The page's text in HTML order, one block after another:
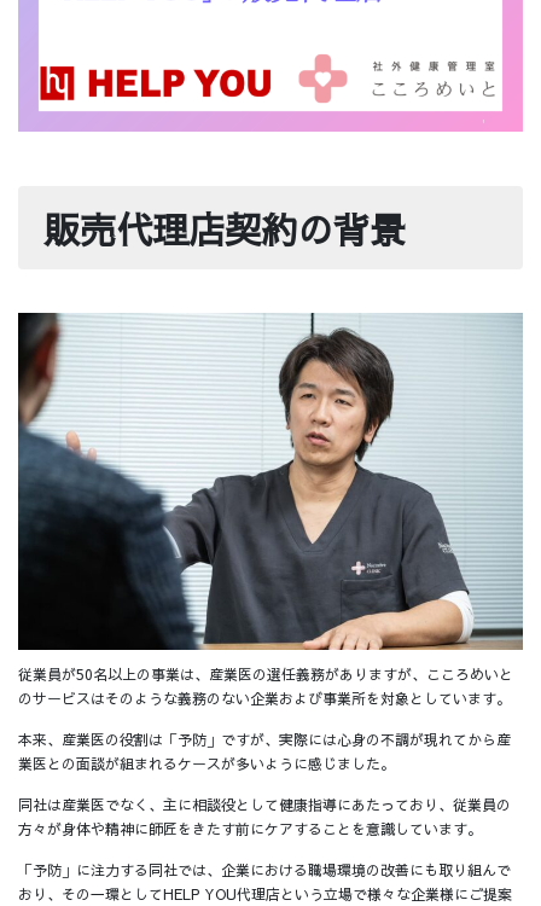
販売代理店契約の背景
従業員が50名以上の事業は、産業医の選任義務がありますが、こころめいと
のサービスはそのような義務のない企業および事業所を対象としています。
本来、産業医の役割は「予防」ですが、実際には心身の不調が現れてから産
業医との面談が組まれるケースが多いように感じました。
同社は産業医でなく、主に相談役として健康指導にあたっており、従業員の
方々が身体や精神に師匠をきたす前にケアすることを意識しています。
「予防」に注力する同社では、企業における職場環境の改善にも取り組んで
おり、その一環としてHELP YOU代理店という立場で様々な企業様にご提案